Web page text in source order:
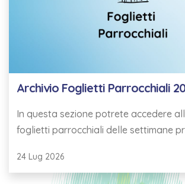
Archivio Foglietti Parrocchiali
In questa sezione potrete accedere
foglietti parrocchiali delle settimane
24 Lug 2026